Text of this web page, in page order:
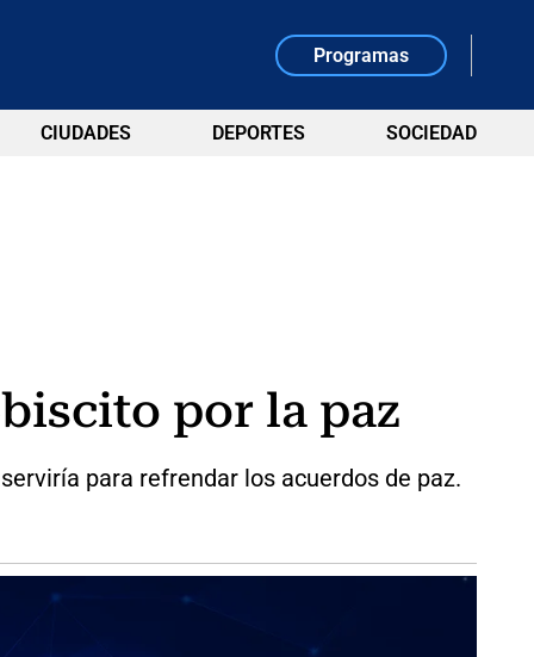
Programas
CIUDADES DEPORTES SOCIEDAD
por la paz
para refrendar los acuerdos de paz.